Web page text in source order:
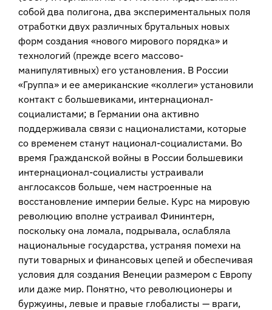
собой два полигона, два экспериментальных поля
отработки двух различных брутальных новых
форм создания «нового мирового порядка» и
технологий (прежде всего массово-
манипулятивных) его установления. В России
«Группа» и ее американские «коллеги» установили
контакт с большевиками, интернационал-
социалистами; в Германии она активно
поддерживала связи с националистами, которые
со временем станут национал-социалистами. Во
время Гражданской войны в России большевики
интернационал-социалисты устраивали
англосаксов больше, чем настроенные на
восстановление империи белые. Курс на мировую
революцию вполне устраивал Фининтерн,
поскольку она ломала, подрывала, ослабляла
национальные государства, устраняя помехи на
пути товарных и финансовых цепей и обеспечивая
условия для создания Венеции размером с Европу
или даже мир. Понятно, что революционеры и
буржуины, левые и правые глобалисты — враги,